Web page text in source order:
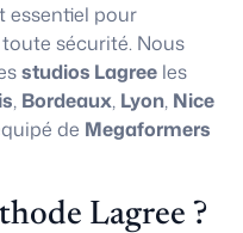
essentiel pour
sécurité. Nous
studios Lagree les
, Bordeaux, Lyon, Nice
de Megaformers
Lagree ?